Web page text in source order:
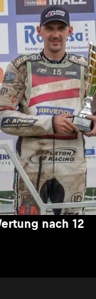
nach 12